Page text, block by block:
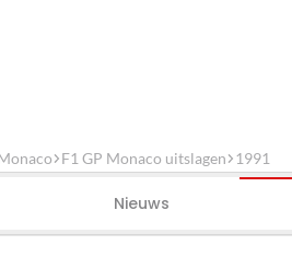
F1 GP Monaco uitslagen 1991
Nieuws